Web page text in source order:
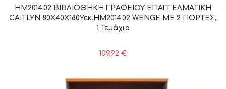
HM2014.02 ΒΙΒΛΙΟΘΗΚΗ ΓΡΑΦΕΙΟΥ ΕΠΑΓΓΕΛΜΑΤΙΚΗ
CAITLYN 80Χ40Χ180Υεκ.HM2014.02 WENGE ΜΕ 2 ΠΟΡΤΕΣ,
1 Τεμάχιο
109,92 €